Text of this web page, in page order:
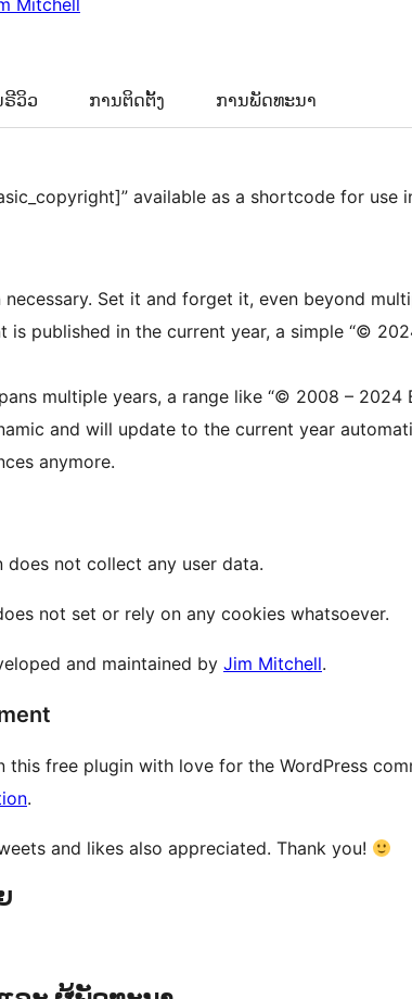
Mitchell
ຣີວິວ ການຕິດຕັ້ງ ການພັດທະນາ
available as a shortcode for use
Set it and forget it, even beyond
is published in the current year, a simple “©
multiple years, a range like “© 2008 – 2024
and will update to the current year
anymore.
does not collect any user data.
not set or rely on any cookies whatsoever.
and maintained by Jim Mitchell.
this free plugin with love for the WordPress
.
and likes also appreciated. Thank you!